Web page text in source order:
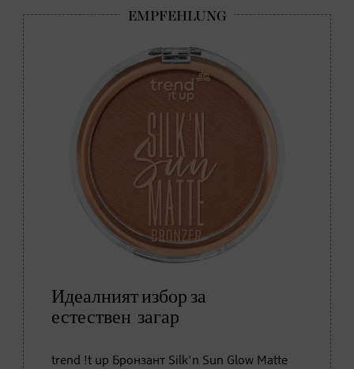
Идеалният избор за
естествен загар
trend !t up Бронзант Silk'n Sun Glow Matte